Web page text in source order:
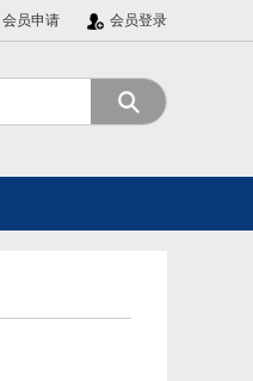
会员申请 会员登录